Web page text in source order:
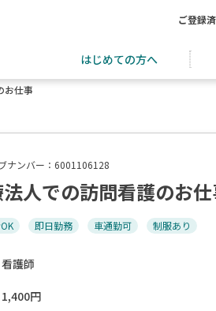
ご登録
はじめての方へ
お仕事
ナンバー：6001106128
人での訪問看護のお
即日勤務 車通勤可 制服あり
看護師
1,400円